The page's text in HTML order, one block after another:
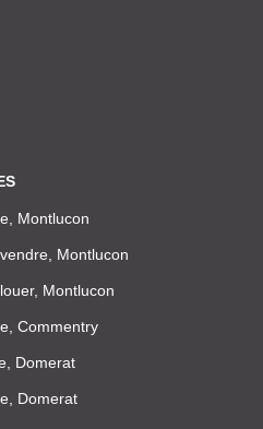
Montlucon
Montlucon
Montlucon
Commentry
Domerat
Domerat